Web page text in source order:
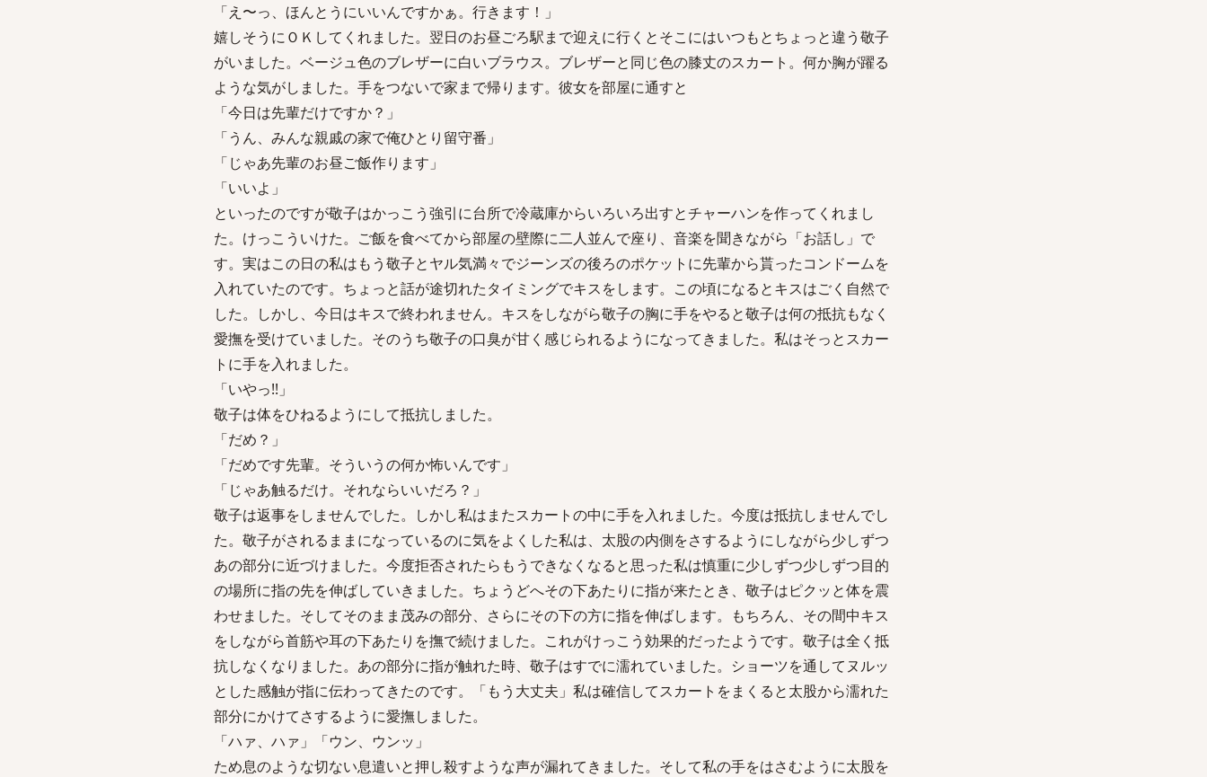
「え〜っ、ほんとうにいいんですかぁ。行きます！」
嬉しそうにＯＫしてくれました。翌日のお昼ごろ駅まで迎えに行くとそこにはいつもとちょっと違う敬子
がいました。ベージュ色のブレザーに白いブラウス。ブレザーと同じ色の膝丈のスカート。何か胸が躍る
ような気がしました。手をつないで家まで帰ります。彼女を部屋に通すと
「今日は先輩だけですか？」
「うん、みんな親戚の家で俺ひとり留守番」
「じゃあ先輩のお昼ご飯作ります」
「いいよ」
といったのですが敬子はかっこう強引に台所で冷蔵庫からいろいろ出すとチャーハンを作ってくれまし
た。けっこういけた。ご飯を食べてから部屋の壁際に二人並んで座り、音楽を聞きながら「お話し」で
す。実はこの日の私はもう敬子とヤル気満々でジーンズの後ろのポケットに先輩から貰ったコンドームを
入れていたのです。ちょっと話が途切れたタイミングでキスをします。この頃になるとキスはごく自然で
した。しかし、今日はキスで終われません。キスをしながら敬子の胸に手をやると敬子は何の抵抗もなく
愛撫を受けていました。そのうち敬子の口臭が甘く感じられるようになってきました。私はそっとスカー
トに手を入れました。
「いやっ!!」
敬子は体をひねるようにして抵抗しました。
「だめ？」
「だめです先輩。そういうの何か怖いんです」
「じゃあ触るだけ。それならいいだろ？」
敬子は返事をしませんでした。しかし私はまたスカートの中に手を入れました。今度は抵抗しませんでし
た。敬子がされるままになっているのに気をよくした私は、太股の内側をさするようにしながら少しずつ
あの部分に近づけました。今度拒否されたらもうできなくなると思った私は慎重に少しずつ少しずつ目的
の場所に指の先を伸ばしていきました。ちょうどへその下あたりに指が来たとき、敬子はピクッと体を震
わせました。そしてそのまま茂みの部分、さらにその下の方に指を伸ばします。もちろん、その間中キス
をしながら首筋や耳の下あたりを撫で続けました。これがけっこう効果的だったようです。敬子は全く抵
抗しなくなりました。あの部分に指が触れた時、敬子はすでに濡れていました。ショーツを通してヌルッ
とした感触が指に伝わってきたのです。「もう大丈夫」私は確信してスカートをまくると太股から濡れた
部分にかけてさするように愛撫しました。
「ハァ、ハァ」「ウン、ウンッ」
ため息のような切ない息遣いと押し殺すような声が漏れてきました。そして私の手をはさむように太股を